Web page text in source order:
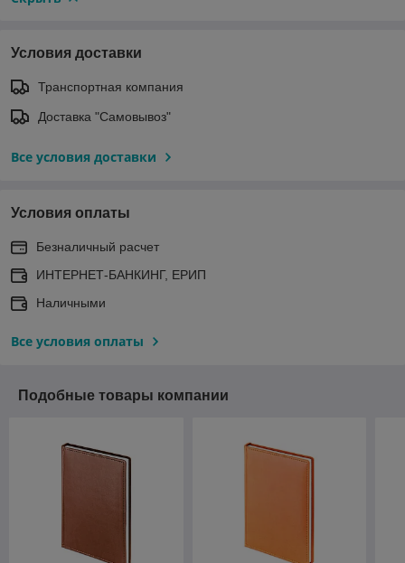
Условия доставки
Транспортная компания
Доставка "Самовывоз"
Все условия доставки
Условия оплаты
Безналичный расчет
ИНТЕРНЕТ-БАНКИНГ, ЕРИП
Наличными
Все условия оплаты
Подобные товары компании